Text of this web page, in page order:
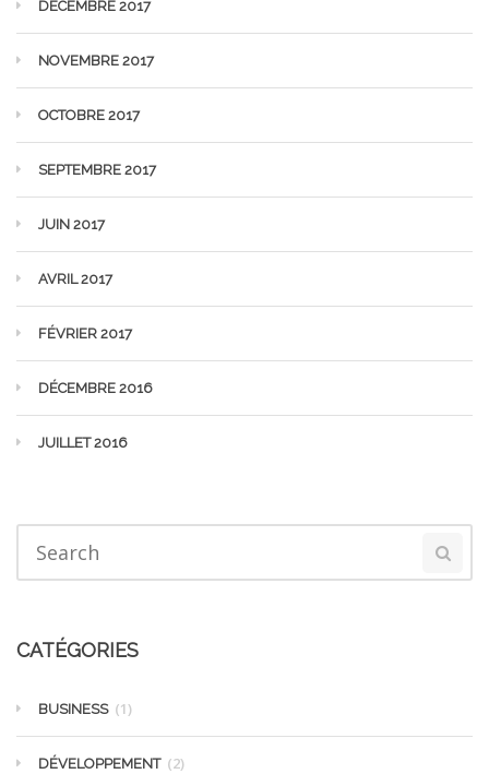
DÉCEMBRE 2017
NOVEMBRE 2017
OCTOBRE 2017
SEPTEMBRE 2017
JUIN 2017
AVRIL 2017
FÉVRIER 2017
DÉCEMBRE 2016
JUILLET 2016
CATÉGORIES
BUSINESS (1)
DÉVELOPPEMENT (2)